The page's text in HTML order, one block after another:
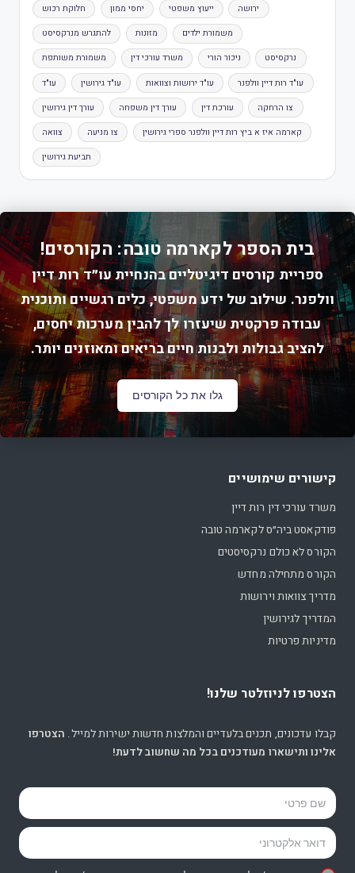
חלוקת רכוש יחסי ממון ייעוץ משפטי ירושה
להתגרש מנרקסיסט מזונות משמורת ילדים
משמורת משותפת משרד עורכי דין ניכור הורי נרקסיסט
עו"ד עו"ד גירושין עו"ד ירושות וצוואות עו"ד רות דיין וולפנר
עורך דין גירושין עורך דין משפחה עורכת דין צו הרחקה
צוואה צו מניעה קארמה איז א ביץ רות דיין וולפנר ספרי גירושין
תביעת גירושין
בית הספר לקארמה טובה: הקורסים!
ספריית קורסים דיגיטליים בהנחיית עו״ד רות דיין
וולפנר. שילוב של ידע משפטי, כלים רגשיים ותוכנית
עבודה פרקטית שיעזרו לך להבין מערכות יחסים,
להציב גבולות ולבנות חיים בריאים ומאוזנים יותר.
גלו את כל הקורסים
קישורים שימושיים
משרד עורכי דין רות דיין
פודקאסט ביה״ס לקארמה טובה
הקורס לא כולם נרקסיסטים
הקורס מתחילה מחדש
מדריך צוואות וירושות
המדריך לגירושין
מדיניות פרטיות
הצטרפו לניוזלטר שלנו!
קבלו עדכונים, תכנים בלעדיים והמלצות חדשות ישירות למייל. הצטרפו
אלינו ותישארו מעודכנים בכל מה שחשוב לדעת!